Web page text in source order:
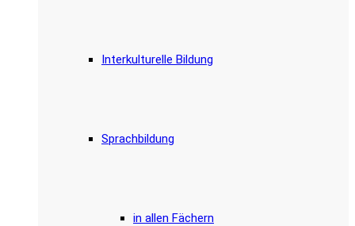
Interkulturelle Bildung
Sprachbildung
in allen Fächern